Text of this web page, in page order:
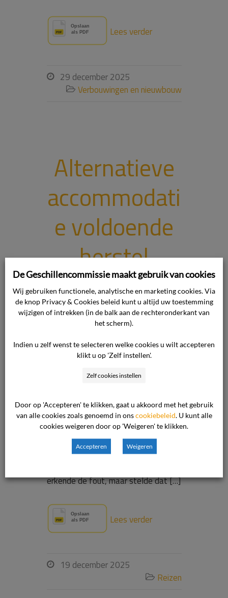
Lees verder
 29 december 2025
 Verbouwingen en nieuwbouw
Alternatieve
accommodati
e voldoende
herstel
volgens
commissie
Waar gaat de uitspraak over? De
consument boekte een appartement
op [eiland] en vroeg vooraf meerdere
appartement helemaal niet
beschikbaar. Ze was alleen, had een
bijna lege telefoon en miste door de
situatie zelfs haar geplande
erkende de fout, maar stelde dat […]
Lees verder
 19 december 2025
 Reizen
De Geschillencommissie maakt gebruik van cookies
Wij gebruiken functionele, analytische en marketing cookies. Via
de knop Privacy & Cookies beleid kunt u altijd uw toestemming
wijzigen of intrekken (in de balk aan de rechteronderkant van
het scherm).
Indien u zelf wenst te selecteren welke cookies u wilt accepteren
klikt u op 'Zelf instellen'.
Zelf cookies instellen
Door op 'Accepteren' te klikken, gaat u akkoord met het gebruik
van alle cookies zoals genoemd in onscookiebeleid . U kunt alle
cookies weigeren door op 'Weigeren' te klikken.
Accepteren Weigeren